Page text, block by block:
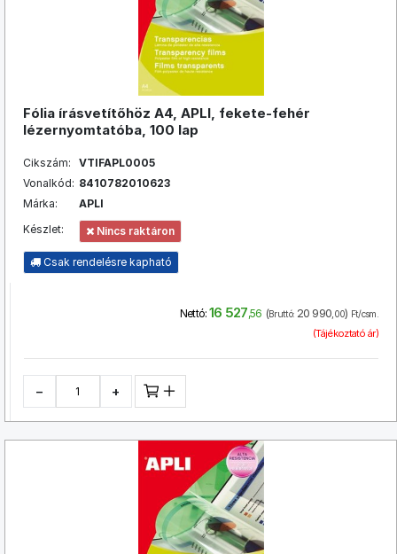
Fólia írásvetítőhöz A4, APLI, fekete-fehér
lézernyomtatóba, 100 lap
Cikszám:
VTIFAPL0005
Vonalkód: 8410782010623
Márka:
APLI
Készlet:
Nincs raktáron
Csak rendelésre kapható
Nettó: 16 527,56 (Bruttó: 20 990,00) Ft/csm.
(Tájékoztató ár)
− +